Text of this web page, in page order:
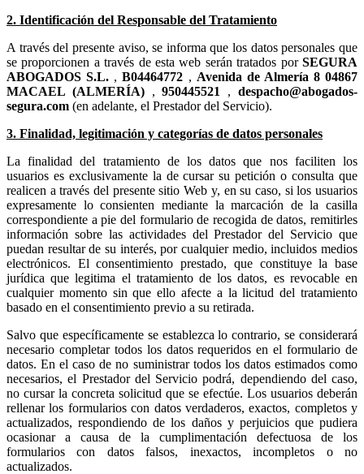
2. Identificación del Responsable del Tratamiento
A través del presente aviso, se informa que los datos personales que
se proporcionen a través de esta web serán tratados por
,
,
,
,
(en adelante, el Prestador del Servicio).
3. Finalidad, legitimación y categorías de datos personales
La finalidad del tratamiento de los datos que nos faciliten los
usuarios es exclusivamente la de cursar su petición o consulta que
realicen a través del presente sitio Web y, en su caso, si los usuarios
expresamente lo consienten mediante la marcación de la casilla
correspondiente a pie del formulario de recogida de datos, remitirles
información sobre las actividades del Prestador del Servicio que
puedan resultar de su interés, por cualquier medio, incluidos medios
electrónicos. El consentimiento prestado, que constituye la base
jurídica que legitima el tratamiento de los datos, es revocable en
cualquier momento sin que ello afecte a la licitud del tratamiento
basado en el consentimiento previo a su retirada.
Salvo que específicamente se establezca lo contrario, se considerará
necesario completar todos los datos requeridos en el formulario de
datos. En el caso de no suministrar todos los datos estimados como
necesarios, el Prestador del Servicio podrá, dependiendo del caso,
no cursar la concreta solicitud que se efectúe. Los usuarios deberán
rellenar los formularios con datos verdaderos, exactos, completos y
actualizados, respondiendo de los daños y perjuicios que pudiera
ocasionar a causa de la cumplimentación defectuosa de los
formularios con datos falsos, inexactos, incompletos o no
actualizados.